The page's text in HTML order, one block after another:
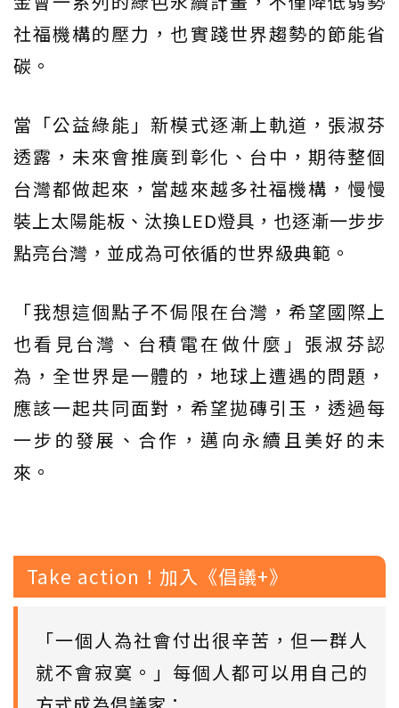
社福機構的壓力，也實踐世界趨勢的節能省
碳。
當「公益綠能」新模式逐漸上軌道，張淑芬
透露，未來會推廣到彰化、台中，期待整個
台灣都做起來，當越來越多社福機構，慢慢
裝上太陽能板、汰換LED燈具，也逐漸一步步
點亮台灣，並成為可依循的世界級典範。
「我想這個點子不侷限在台灣，希望國際上
也看見台灣、台積電在做什麼」張淑芬認
為，全世界是一體的，地球上遭遇的問題，
應該一起共同面對，希望拋磚引玉，透過每
一步的發展、合作，邁向永續且美好的未
來。
Take action！加入《倡議+》
「一個人為社會付出很辛苦，但一群人
就不會寂寞。」每個人都可以用自己的